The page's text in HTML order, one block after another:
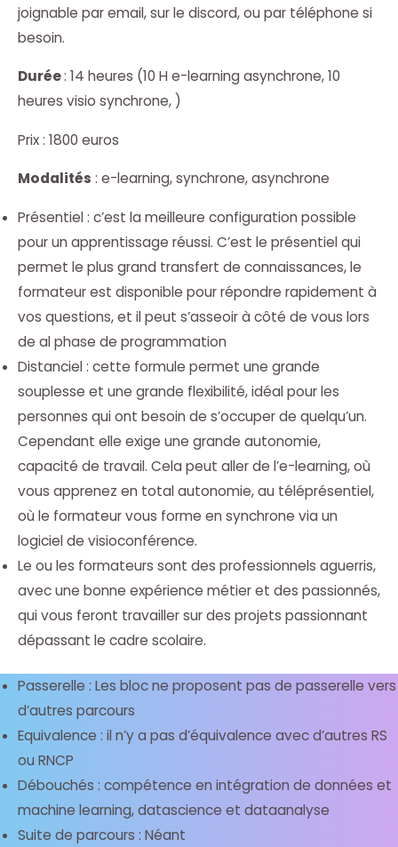
joignable par email, sur le discord, ou par téléphone si
besoin.
Durée: 14 heures (10 H e-learning asynchrone, 10
heures visio synchrone, )
Prix : 1800 euros
Modalités : e-learning, synchrone, asynchrone
Présentiel : c’est la meilleure configuration possible
pour un apprentissage réussi. C’est le présentiel qui
permet le plus grand transfert de connaissances, le
formateur est disponible pour répondre rapidement à
vos questions, et il peut s’asseoir à côté de vous lors
de al phase de programmation
Distanciel : cette formule permet une grande
souplesse et une grande flexibilité, idéal pour les
personnes qui ont besoin de s’occuper de quelqu’un.
Cependant elle exige une grande autonomie,
capacité de travail. Cela peut aller de l’e-learning, où
vous apprenez en total autonomie, au téléprésentiel,
où le formateur vous forme en synchrone via un
logiciel de visioconférence.
Le ou les formateurs sont des professionnels aguerris,
avec une bonne expérience métier et des passionnés,
qui vous feront travailler sur des projets passionnant
dépassant le cadre scolaire.
Passerelle : Les bloc ne proposent pas de passerelle vers
d’autres parcours
Equivalence : il n’y a pas d’équivalence avec d’autres RS
ou RNCP
Débouchés : compétence en intégration de données et
machine learning, datascience et dataanalyse
Suite de parcours : Néant